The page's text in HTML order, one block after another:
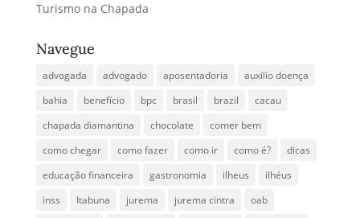
Turismo na Chapada
Navegue
advogada advogado aposentadoria
auxilio doença
bahia
benefício bpc brasil brazil
cacau
chapada diamantina
chocolate
comer bem
como chegar
como fazer como ir como é?
dicas
educação financeira
gastronomia ilheus
ilhéus
inss
Itabuna jurema jurema cintra oab